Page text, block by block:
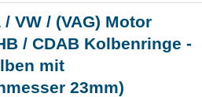
VW / (VAG) Motor
/ CDAB Kolbenringe -
mit
23mm)